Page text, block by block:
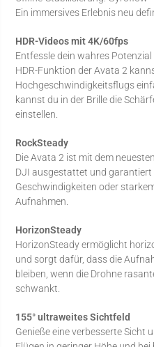
Ein immersives Erlebnis neu
HDR-Videos mit 4K/60fps
Entfessle dein wahres
HDR-Funktion der Avata 2
Hochgeschwindigkeitsflugs
kannst du in der Brille die
einstellen.
RockSteady
Die Avata 2 ist mit dem
DJI ausgestattet und garantiert
Geschwindigkeiten oder
Aufnahmen.
HorizonSteady
HorizonSteady ermöglicht
und sorgt dafür, dass die
bleiben, wenn die Drohne
schwankt.
155° ultraweites Sichtfeld
Genieße eine verbesserte Sicht